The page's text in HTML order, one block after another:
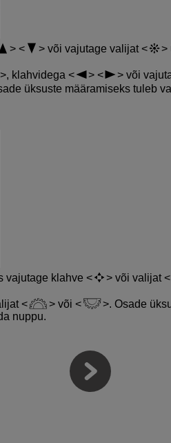
või vajutage valijat
, klahvidega
või
üksuste määramiseks tuleb
vajutage klahve
või valijat
või
. Osade
nuppu.